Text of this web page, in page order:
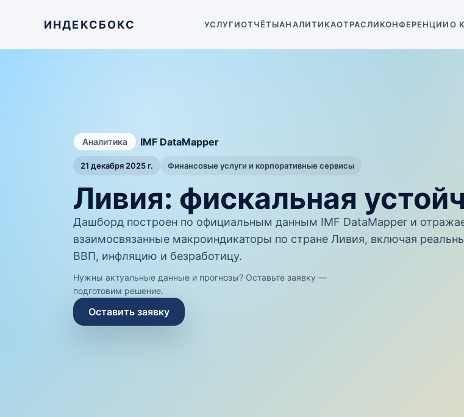
ИНДЕКСБОКС УСЛУГИОТЧЁТЫАНАЛИТИКАОТРАСЛИКОНФЕРЕНЦИИО
Аналитика /IMF DataMapper
21 декабря 2025 г. Финансовые услуги и корпоративные сервисы
Ливия: фискальная
Дашборд построен по официальным данным IMF DataMapper и
взаимосвязанные макроиндикаторы по стране Ливия, включая
ВВП, инфляцию и безработицу.
Нужны актуальные данные и прогнозы? Оставьте заявку —
подготовим решение.
Оставить заявку